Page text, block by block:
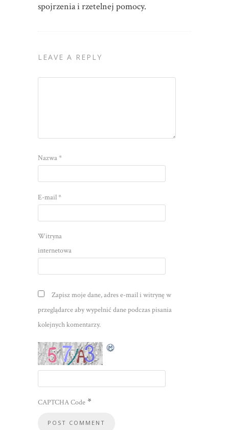
spojrzenia i rzetelnej pomocy.
LEAVE A REPLY
Nazwa*
E-mail*
Witryna
internetowa
Zapisz moje dane, adres e-mail i witrynę w
przeglądarce aby wypełnić dane podczas pisania
kolejnych komentarzy.
CAPTCHA Code *